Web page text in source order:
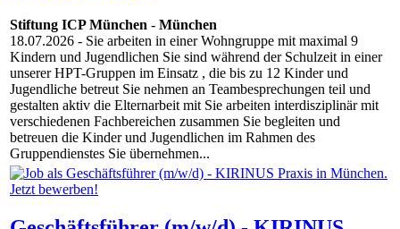
Stiftung ICP München - München
18.07.2026 - Sie arbeiten in einer Wohngruppe mit maximal 9
Kindern und Jugendlichen Sie sind während der Schulzeit in einer
unserer HPT-Gruppen im Einsatz , die bis zu 12 Kinder und
Jugendliche betreut Sie nehmen an Teambesprechungen teil und
gestalten aktiv die Elternarbeit mit Sie arbeiten interdisziplinär mit
verschiedenen Fachbereichen zusammen Sie begleiten und
betreuen die Kinder und Jugendlichen im Rahmen des
Gruppendienstes Sie übernehmen...